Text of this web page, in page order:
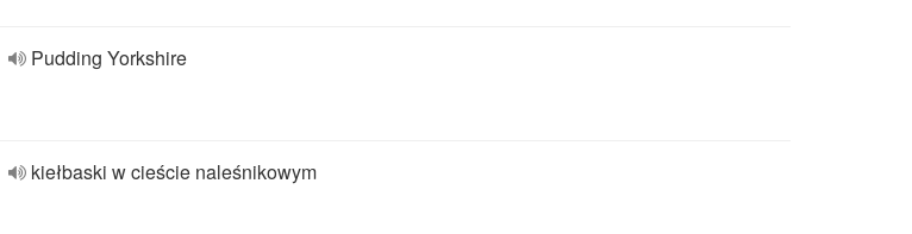
Pudding Yorkshire
kiełbaski w cieście naleśnikowym